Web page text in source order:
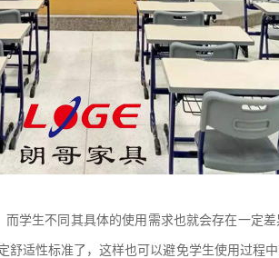
学生不同其具体的使用需求也就会存在一定
适性标准了，这样也可以避免学生使用过程